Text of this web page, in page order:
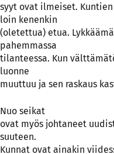
syyt ovat il­mei­set.
loin ke­nen­kin
(o­le­tet­tua) etua.
pa­hem­mas­sa
ti­lan­tees­sa. Kun
luon­ne
muut­tuu ja sen ras­kaus
Nuo sei­kat
ovat myös joh­ta­neet
suu­teen.
Kun­nat ovat ai­na­kin